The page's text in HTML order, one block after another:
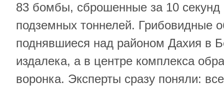
83 бомбы, сброшенные за 10 секунд
подземных тоннелей. Грибовидные
поднявшиеся над районом Дахия в
издалека, а в центре комплекса
воронка. Эксперты сразу поняли: